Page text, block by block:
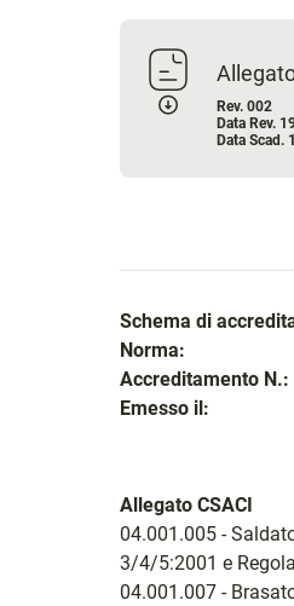
Rev. 002
Data Rev.
Data Scad.
Schema di
Norma:
Accreditamento N.:
Emesso il:
Allegato CSACI
04.001.005 -
3/4/5:2001 e
04.001.007 -